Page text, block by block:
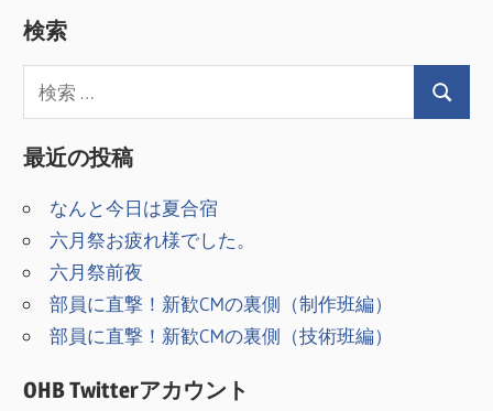
ビ
ゲ
ー
シ
ン
検索
最近の投稿
なんと今日は夏合宿
六月祭お疲れ様でした。
六月祭前夜
部員に直撃！新歓CMの裏側（制作班編）
部員に直撃！新歓CMの裏側（技術班編）
OHB Twitterアカウント